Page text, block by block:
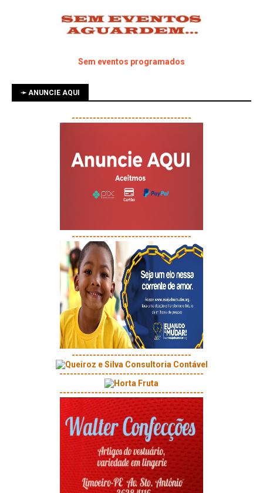
Sem eventos programados
➛ ANUNCIE AQUI
----------------------------------
----------------------------------
----------------------------------
-----------------------------------------
-----------------------------------------